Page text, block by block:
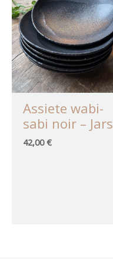
Assiete wabi-
sabi noir – Jars
42,00€